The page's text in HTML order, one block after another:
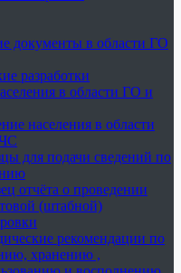
документы в области ГО
разработки
в области ГО и
населения в области
для подачи сведений по
отчёта о проведении
(штабной)
рекомендации по
хранению ,